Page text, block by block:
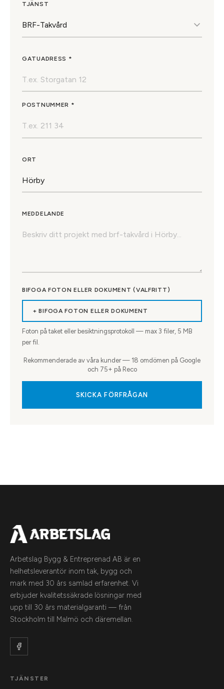
TJÄNST
GATUADRESS *
POSTNUMMER *
ORT
MEDDELANDE
BIFOGA FOTON ELLER DOKUMENT (VALFRITT)
+ BIFOGA FOTON ELLER DOKUMENT
Foton på taket eller besiktningsprotokoll — max 3 filer, 5 MB
per fil.
Rekommenderade av våra kunder — 18 omdömen på Google
och 75+ på Reco
SKICKA FÖRFRÅGAN
Arbetslag Bygg & Entreprenad AB är en
helhetsleverantör inom tak, bygg och
mark med 30 års samlad erfarenhet. Vi
erbjuder kvalitetssäkrade lösningar med
upp till 30 års materialgaranti — från
Stockholm till Malmö och däremellan.
TJÄNSTER